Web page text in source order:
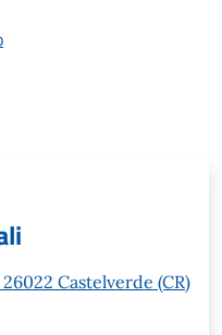
Castelverde (CR)